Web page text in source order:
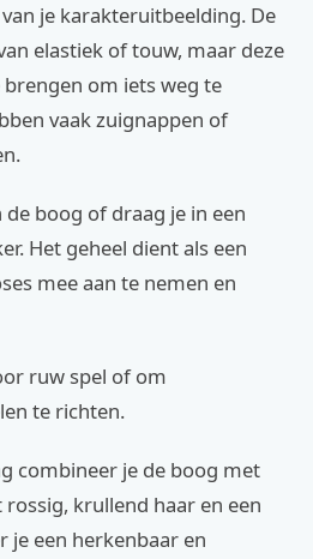
je karakteruitbeelding. De
elastiek of touw, maar deze
om iets weg te
vaak zuignappen of
boog of draag je in een
Het geheel dient als een
mee aan te nemen en
ruw spel of om
te richten.
combineer je de boog met
krullend haar en een
je een herkenbaar en